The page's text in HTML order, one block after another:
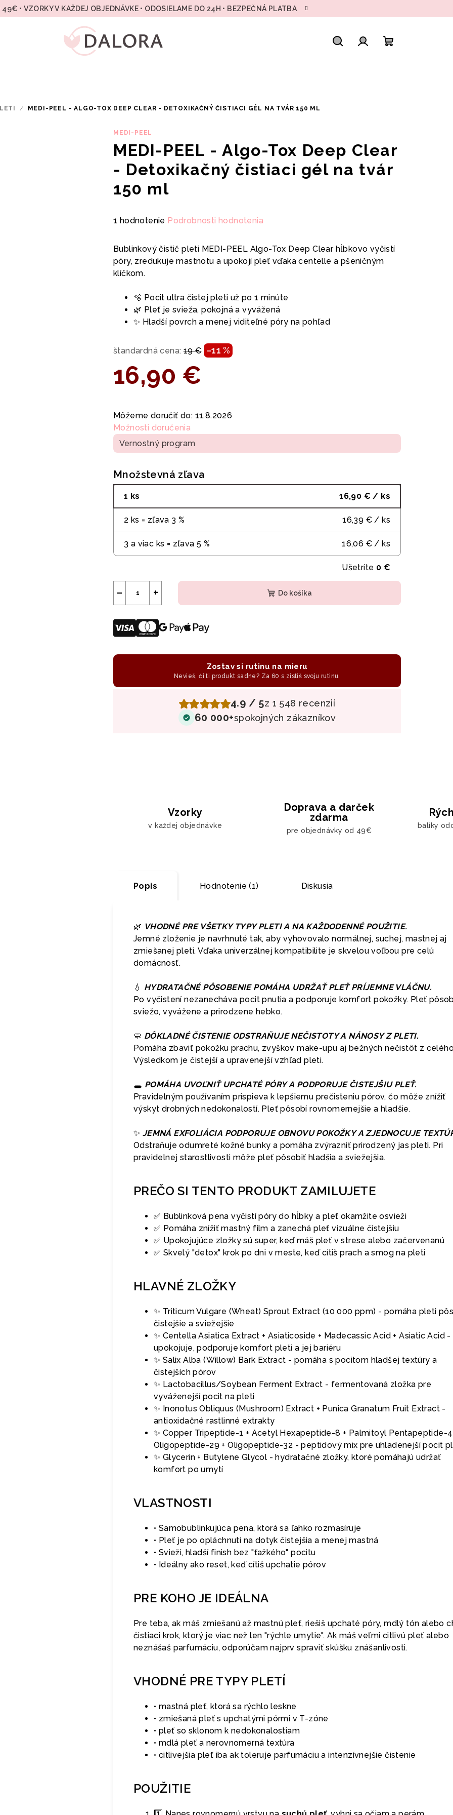
49€ • VZORKY V KAŽDEJ OBJEDNÁVKE • ODOSIELAME DO 24H • BEZPEČNÁ PLATBA
/ MEDI-PEEL - ALGO-TOX DEEP CLEAR - DETOXIKAČNÝ ČISTIACI GÉL NA TVÁR 150 ML
MEDI-PEEL
MEDI-PEEL - Algo-Tox Deep Clear
- Detoxikačný čistiaci gél na tvár
150 ml
Priemerné
produktu
5,0
hviezdičiek.
1 hodnotenie Podrobnosti hodnotenia
Bublinkový čistič pleti MEDI-PEEL Algo-Tox Deep Clear hĺbkovo vyčistí
póry, zredukuje mastnotu a upokojí pleť vďaka centelle a pšeničným
klíčkom.
🫧 Pocit ultra čistej pleti už po 1 minúte
🌿 Pleť je svieža, pokojná a vyvážená
✨ Hladší povrch a menej viditeľné póry na pohľad
štandardná cena: 19 € –11 %
16,90 €
cena:
Môžeme doručiť do: 11.8.2026
Možnosti doručenia
Vernostný program
Množstevná zľava
1 ks 16,90 € / ks
2 ks = zľava 3 % 16,39 € / ks
3 a viac ks = zľava 5 % 16,06 € / ks
Ušetríte 0 €
+
− Do košíka
Zostav si rutinu na mieru
Nevieš, či ti produkt sadne? Za 60 s zistíš svoju rutinu.
4.9 / 5z 1 548 recenzií
60 000+spokojných zákazníkov
Vzorky
v každej objednávke
Doprava a darček
zdarma
pre objednávky od 49€
balíky
Popis Hodnotenie (1) Diskusia
🌿 VHODNÉ PRE VŠETKY TYPY PLETI A NA KAŽDODENNÉ POUŽITIE.
Jemné zloženie je navrhnuté tak, aby vyhovovalo normálnej, suchej, mastnej aj
zmiešanej pleti. Vďaka univerzálnej kompatibilite je skvelou voľbou pre celú
domácnosť.
💧 HYDRATAČNÉ PÔSOBENIE POMÁHA UDRŽAŤ PLEŤ PRÍJEMNE VLÁČNU.
Po vyčistení nezanecháva pocit pnutia a podporuje komfort pokožky. Pleť
sviežo, vyvážene a prirodzene hebko.
🧼 DÔKLADNÉ ČISTENIE ODSTRAŇUJE NEČISTOTY A NÁNOSY Z PLETI.
Pomáha zbaviť pokožku prachu, zvyškov make-upu aj bežných nečistôt z
Výsledkom je čistejší a upravenejší vzhľad pleti.
🕳️ POMÁHA UVOĽNIŤ UPCHATÉ PÓRY A PODPORUJE ČISTEJŠIU PLEŤ.
Pravidelným používaním prispieva k lepšiemu prečisteniu pórov, čo môže znížiť
výskyt drobných nedokonalostí. Pleť pôsobí rovnomernejšie a hladšie.
✨ JEMNÁ EXFOLIÁCIA PODPORUJE OBNOVU POKOŽKY A ZJEDNOCUJE
Odstraňuje odumreté kožné bunky a pomáha zvýrazniť prirodzený jas pleti. Pri
pravidelnej starostlivosti môže pleť pôsobiť hladšia a sviežejšia.
PREČO SI TENTO PRODUKT ZAMILUJETE
✅ Bublinková pena vyčistí póry do hĺbky a pleť okamžite osvieži
✅ Pomáha znížiť mastný film a zanechá pleť vizuálne čistejšiu
✅ Upokojujúce zložky sú super, keď máš pleť v strese alebo začervenanú
✅ Skvelý "detox" krok po dni v meste, keď cítiš prach a smog na pleti
HLAVNÉ ZLOŽKY
✨ Triticum Vulgare (Wheat) Sprout Extract (10 000 ppm) - pomáha pleti
čistejšie a sviežejšie
✨ Centella Asiatica Extract + Asiaticoside + Madecassic Acid + Asiatic Acid -
upokojuje, podporuje komfort pleti a jej bariéru
✨ Salix Alba (Willow) Bark Extract - pomáha s pocitom hladšej textúry a
čistejších pórov
✨ Lactobacillus/Soybean Ferment Extract - fermentovaná zložka pre
vyváženejší pocit na pleti
✨ Inonotus Obliquus (Mushroom) Extract + Punica Granatum Fruit Extract -
antioxidačné rastlinné extrakty
✨ Copper Tripeptide-1 + Acetyl Hexapeptide-8 + Palmitoyl Pentapeptide-4
Oligopeptide-29 + Oligopeptide-32 - peptidový mix pre uhladenejší pocit
✨ Glycerin + Butylene Glycol - hydratačné zložky, ktoré pomáhajú udržať
komfort po umytí
VLASTNOSTI
• Samobublinkujúca pena, ktorá sa ľahko rozmasíruje
• Pleť je po opláchnutí na dotyk čistejšia a menej mastná
• Svieži, hladší finish bez "ťažkého" pocitu
• Ideálny ako reset, keď cítiš upchatie pórov
PRE KOHO JE IDEÁLNA
Pre teba, ak máš zmiešanú až mastnú pleť, riešiš upchaté póry, mdlý tón alebo
čistiaci krok, ktorý je viac než len "rýchle umytie". Ak máš veľmi citlivú pleť alebo
neznášaš parfumáciu, odporúčam najprv spraviť skúšku znášanlivosti.
VHODNÉ PRE TYPY PLETÍ
• mastná pleť, ktorá sa rýchlo leskne
• zmiešaná pleť s upchatými pórmi v T-zóne
• pleť so sklonom k nedokonalostiam
• mdlá pleť a nerovnomerná textúra
• citlivejšia pleť iba ak toleruje parfumáciu a intenzívnejšie čistenie
POUŽITIE